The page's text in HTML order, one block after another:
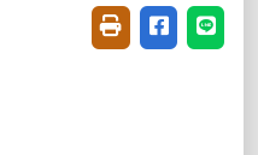
友善列印(開新視
分享至臉書
分享